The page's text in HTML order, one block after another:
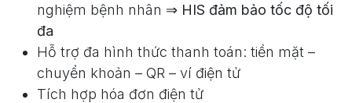
nghiệm bệnh nhân ⇒ HIS đảm bảo tốc độ tối
đa
Hỗ trợ đa hình thức thanh toán: tiền mặt –
chuyển khoản – QR – ví điện tử
Tích hợp hóa đơn điện tử